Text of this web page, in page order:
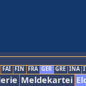
FAI FIN FRA GER GRE INA
Meldekartei